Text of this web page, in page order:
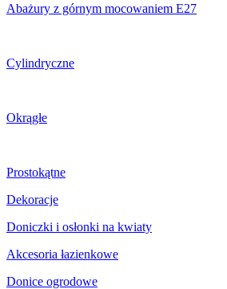
Abażury z górnym mocowaniem E27
Cylindryczne
Okrągłe
Prostokątne
Dekoracje
Doniczki i osłonki na kwiaty
Akcesoria łazienkowe
Donice ogrodowe